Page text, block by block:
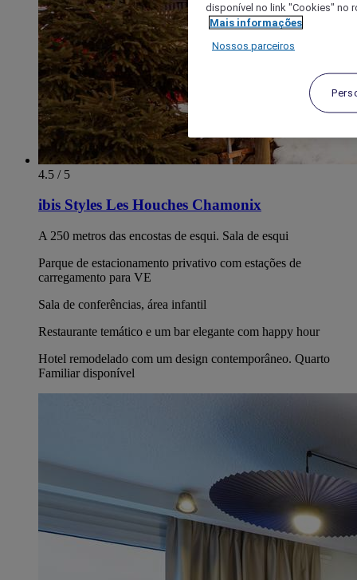
4.5 / 5
ibis Styles Les Houches Chamonix
A 250 metros das encostas de esqui. Sala de esqui
Parque de estacionamento privativo com estações de
carregamento para VE
Sala de conferências, área infantil
Restaurante temático e um bar elegante com happy hour
Hotel remodelado com um design contemporâneo. Quarto
Familiar disponível
disponível no link "Cookies" no
Mais informações
Nossos parceiros